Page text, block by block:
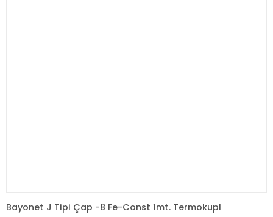
Bayonet J Tipi Çap -8 Fe-Const 1mt. Termokupl